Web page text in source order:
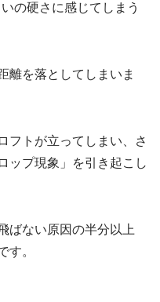
の硬さに感じてしまう
離を落としてしまいま
フトが立ってしまい、さ
ップ現象」を引き起こし
ばない原因の半分以上
す。